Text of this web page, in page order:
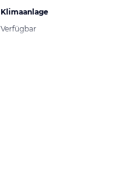
Klimaanlage
Verfügbar